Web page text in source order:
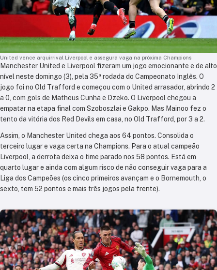
United vence arquirrival Liverpool e assegura vaga na próxima Champions
Manchester United e Liverpool fizeram um jogo emocionante e de alto
nível neste domingo (3), pela 35ª rodada do Campeonato Inglês. O
jogo foi no Old Trafford e começou com o United arrasador, abrindo 2
a 0, com gols de Matheus Cunha e Dzeko. O Liverpool chegou a
empatar na etapa final com Szoboszlai e Gakpo. Mas Mainoo fez o
tento da vitória dos Red Devils em casa, no Old Trafford, por 3 a 2.
Assim, o Manchester United chega aos 64 pontos. Consolida o
terceiro lugar e vaga certa na Champions. Para o atual campeão
Liverpool, a derrota deixa o time parado nos 58 pontos. Está em
quarto lugar e ainda com algum risco de não conseguir vaga para a
Liga dos Campeões (os cinco primeiros avançam e o Bornemouth, o
sexto, tem 52 pontos e mais três jogos pela frente).